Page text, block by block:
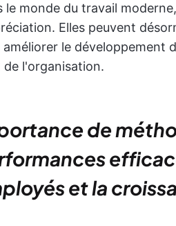
le monde du travail
Elles peuvent
améliorer le développement
de l'organisation.
de
et la